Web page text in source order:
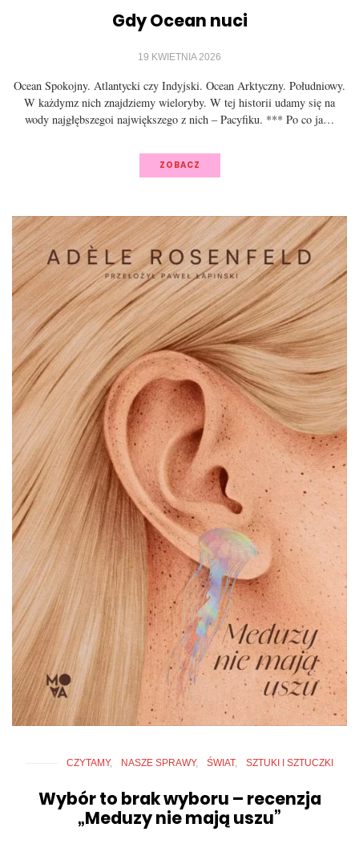
Gdy Ocean nuci
19 KWIETNIA 2026
Ocean Spokojny. Atlantycki czy Indyjski. Ocean Arktyczny. Południowy.
W każdymz nich znajdziemy wieloryby. W tej historii udamy się na
wody najgłębszegoi największego z nich – Pacyfiku. *** Po co ja…
ZOBACZ
CZYTAMY NASZE SPRAWY ŚWIAT SZTUKI I SZTUCZKI
Wybór to brak wyboru – recenzja
„Meduzy nie mają uszu”